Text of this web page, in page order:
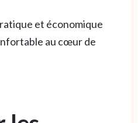
et économique
au cœur de